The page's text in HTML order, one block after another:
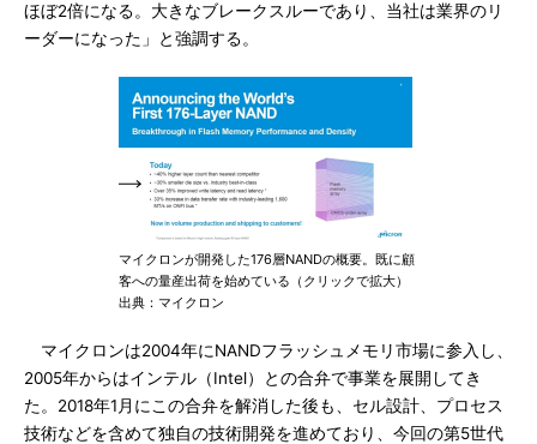
ほぼ2倍になる。大きなブレークスルーであり、当社は業界のリ
ーダーになった」と強調する。
マイクロンが開発した176層NANDの概要。既に顧
客への量産出荷を始めている（クリックで拡大）
出典：マイクロン
マイクロンは2004年にNANDフラッシュメモリ市場に参入し、
2005年からはインテル（Intel）との合弁で事業を展開してき
た。2018年1月にこの合弁を解消した後も、セル設計、プロセス
技術などを含めて独自の技術開発を進めており、今回の第5世代